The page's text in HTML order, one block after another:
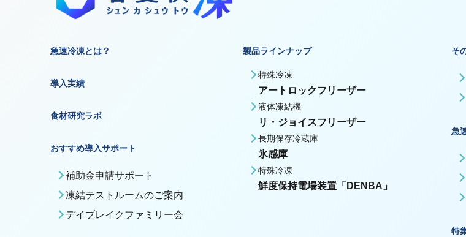
急速冷凍とは？
導入実績
食材研究ラボ
おすすめ導入サポート
補助金申請サポート
凍結テストルームのご案内
デイブレイクファミリー会
製品ラインナップ
特殊冷凍
アートロックフリーザー
液体凍結機
リ・ジョイスフリーザー
長期保存冷蔵庫
氷感庫
特殊冷凍
鮮度保持電場装置「DENBA」
そ
急
特